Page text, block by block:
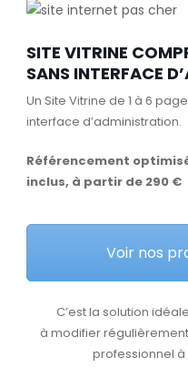
SITE VITRINE
SANS INTERFACE
Un Site Vitrine de 1 à 6
interface d’administration.
Référencement
inclus, à partir de 290 €
Voir nos
C’est la solution
à modifier
professionnel